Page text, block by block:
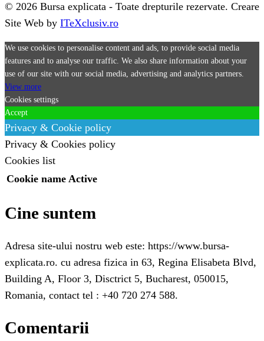
© 2026 Bursa explicata - Toate drepturile rezervate. Creare
Site Web by ITeXclusiv.ro
We use cookies to personalise content and ads, to provide social media
features and to analyse our traffic. We also share information about your
use of our site with our social media, advertising and analytics partners.
View more
Cookies settings
Accept
Privacy & Cookie policy
Privacy & Cookies policy
Cookies list
Cookie name Active
Cine suntem
Adresa site-ului nostru web este: https://www.bursa-
explicata.ro. cu adresa fizica in 63, Regina Elisabeta Blvd,
Building A, Floor 3, Disctrict 5, Bucharest, 050015,
Romania, contact tel : +40 720 274 588.
Comentarii